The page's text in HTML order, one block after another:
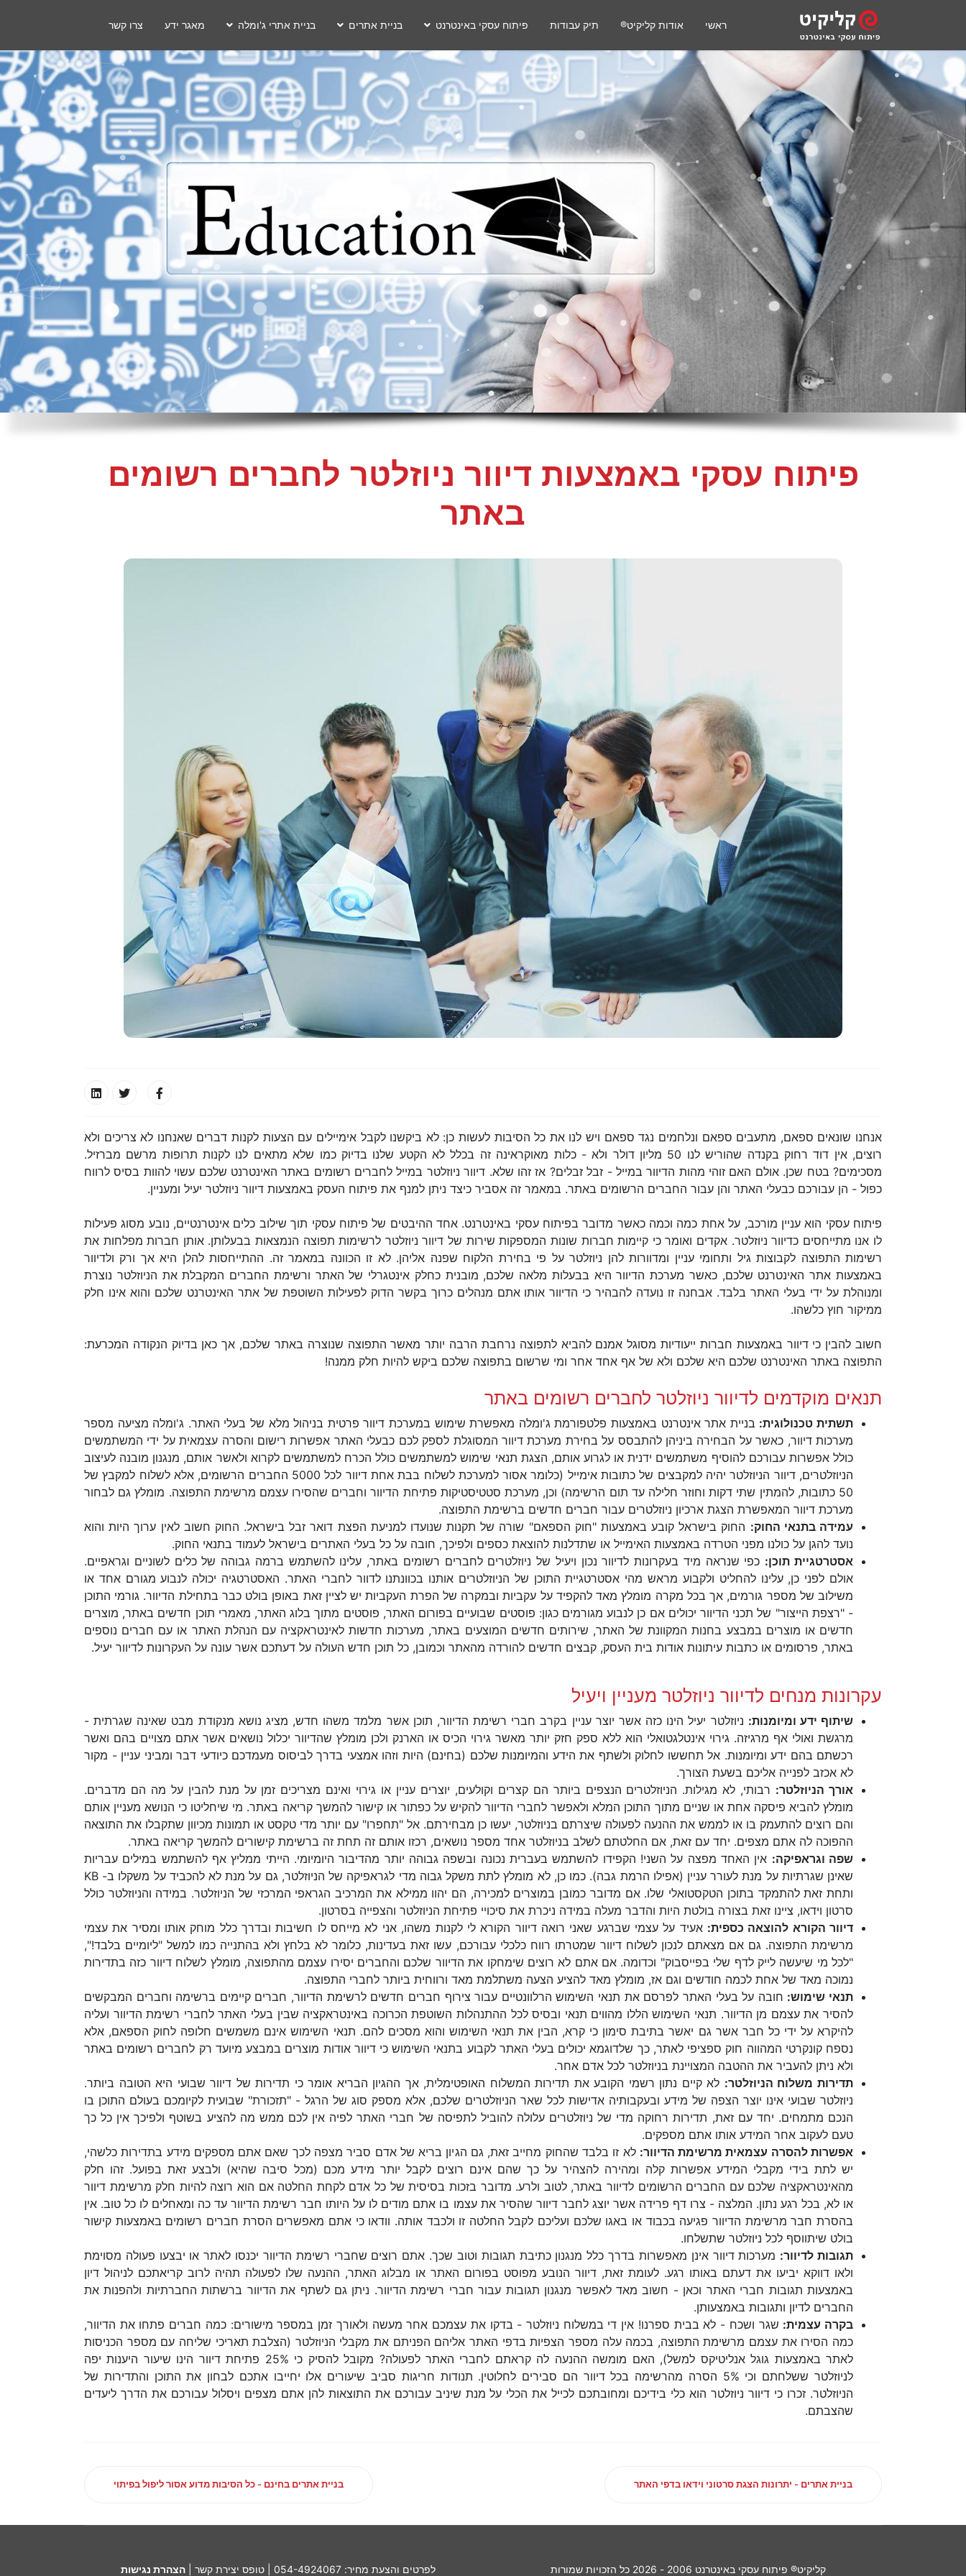
ראשי אודות קליקיט® תיק עבודות פיתוח עסקי באינטרנט בניית אתרים בניית אתרי ג'ומלה מאגר ידע צרו קשר
פיתוח עסקי באמצעות דיוור ניוזלטר לחברים רשומים
באתר
אנחנו שונאים ספאם, מתעבים ספאם ונלחמים נגד ספאם ויש לנו את כל הסיבות לעשות כן: לא ביקשנו לקבל אימיילים עם הצעות לקנות דברים שאנחנו לא צריכים ולא
רוצים, אין דוד רחוק בקנדה שהוריש לנו 50 מליון דולר ולא - כלות מאוקראינה זה בכלל לא הקטע שלנו בדיוק כמו שלא מתאים לנו לקנות תרופות מרשם מברזיל.
מסכימים? בטח שכן. אולם האם זוהי מהות הדיוור במייל - זבל זבלים? אז זהו שלא. דיוור ניוזלטר במייל לחברים רשומים באתר האינטרנט שלכם עשוי להוות בסיס לרווח
כפול - הן עבורכם כבעלי האתר והן עבור החברים הרשומים באתר. במאמר זה אסביר כיצד ניתן למנף את פיתוח העסק באמצעות דיוור ניוזלטר יעיל ומעניין.
פיתוח עסקי הוא עניין מורכב, על אחת כמה וכמה כאשר מדובר בפיתוח עסקי באינטרנט. אחד ההיבטים של פיתוח עסקי תוך שילוב כלים אינטרנטיים, נובע מסוג פעילות
לו אנו מתייחסים כדיוור ניוזלטר. אקדים ואומר כי קיימות חברות שונות המספקות שירות של דיוור ניוזלטר לרשימות תפוצה הנמצאות בבעלותן. אותן חברות מפלחות את
רשימות התפוצה לקבוצות גיל ותחומי עניין ומדוורות להן ניוזלטר על פי בחירת הלקוח שפנה אליהן. לא זו הכוונה במאמר זה. ההתייחסות להלן היא אך ורק ולדיוור
באמצעות אתר האינטרנט שלכם, כאשר מערכת הדיוור היא בבעלות מלאה שלכם, מובנית כחלק אינטגרלי של האתר ורשימת החברים המקבלת את הניוזלטר נוצרת
ומנוהלת על ידי בעלי האתר בלבד. אבחנה זו נועדה להבהיר כי הדיוור אותו אתם מנהלים כרוך בקשר הדוק לפעילות השוטפת של אתר האינטרנט שלכם והוא אינו חלק
ממיקור חוץ כלשהו.
חשוב להבין כי דיוור באמצעות חברות ייעודיות מסוגל אמנם להביא לתפוצה נרחבת הרבה יותר מאשר התפוצה שנוצרה באתר שלכם, אך כאן בדיוק הנקודה המכרעת:
התפוצה באתר האינטרנט שלכם היא שלכם ולא של אף אחד אחר ומי שרשום בתפוצה שלכם ביקש להיות חלק ממנה!
תנאים מוקדמים לדיוור ניוזלטר לחברים רשומים באתר
תשתית טכנולוגית: בניית אתר אינטרנט באמצעות פלטפורמת ג'ומלה מאפשרת שימוש במערכת דיוור פרטית בניהול מלא של בעלי האתר. ג'ומלה מציעה מספר
מערכות דיוור, כאשר על הבחירה ביניהן להתבסס על בחירת מערכת דיוור המסוגלת לספק לכם כבעלי האתר אפשרות רישום והסרה עצמאית על ידי המשתמשים
כולל אפשרות עבורכם להוסיף משתמשים ידנית או לגרוע אותם, הצגת תנאי שימוש למשתמשים כולל הכרח למשתמשים לקרוא ולאשר אותם, מנגנון מובנה לעיצוב
הניוזלטרים, דיוור הניוזלטר יהיה למקבצים של כתובות אימייל (כלומר אסור למערכת לשלוח בבת אחת דיוור לכל 5000 החברים הרשומים, אלא לשלוח למקבץ של
50 כתובות, להמתין שתי דקות וחוזר חלילה עד תום הרשימה) וכן, מערכת סטטיסטיקות פתיחת הדיוור וחברים שהסירו עצמם מרשימת התפוצה. מומלץ גם לבחור
מערכת דיוור המאפשרת הצגת ארכיון ניוזלטרים עבור חברים חדשים ברשימת התפוצה.
עמידה בתנאי החוק: החוק בישראל קובע באמצעות "חוק הספאם" שורה של תקנות שנועדו למניעת הפצת דואר זבל בישראל. החוק חשוב לאין ערוך היות והוא
נועד להגן על כולנו מפני הטרדה באמצעות האימייל או שתדלנות להוצאת כספים ולפיכך, חובה על כל בעלי האתרים בישראל לעמוד בתנאי החוק.
אסטרטגיית תוכן: כפי שנראה מיד בעקרונות לדיוור נכון ויעיל של ניוזלטרים לחברים רשומים באתר, עלינו להשתמש ברמה גבוהה של כלים לשוניים וגראפיים.
אולם לפני כן, עלינו להחליט ולקבוע מראש מהי אסטרטגיית התוכן של הניוזלטרים אותנו בכוונתנו לדוור לחברי האתר. האסטרטגיה יכולה לנבוע מגורם אחד או
משילוב של מספר גורמים, אך בכל מקרה מומלץ מאד להקפיד על עקביות ובמקרה של הפרת העקביות יש לציין זאת באופן בולט כבר בתחילת הדיוור. גורמי התוכן
- "רצפת הייצור" של תכני הדיוור יכולים אם כן לנבוע מגורמים כגון: פוסטים שבועיים בפורום האתר, פוסטים מתוך בלוג האתר, מאמרי תוכן חדשים באתר, מוצרים
חדשים או מוצרים במבצע בחנות המקוונת של האתר, שירותים חדשים המוצעים באתר, מערכות חדשות לאינטראקציה עם הנהלת האתר או עם חברים נוספים
באתר, פרסומים או כתבות עיתונות אודות בית העסק, קבצים חדשים להורדה מהאתר וכמובן, כל תוכן חדש העולה על דעתכם אשר עונה על העקרונות לדיוור יעיל.
עקרונות מנחים לדיוור ניוזלטר מעניין ויעיל
שיתוף ידע ומיומנות: ניוזלטר יעיל הינו כזה אשר יוצר עניין בקרב חברי רשימת הדיוור, תוכן אשר מלמד משהו חדש, מציג נושא מנקודת מבט שאינה שגרתית -
מרגשת ואולי אף מרגיזה. גירוי אינטלגטואלי הוא ללא ספק חזק יותר מאשר גירוי הכיס או הארנק ולכן מומלץ שהדיוור יכלול נושאים אשר אתם מצויים בהם ואשר
רכשתם בהם ידע ומיומנות. אל תחששו לחלוק ולשתף את הידע והמיומנות שלכם (בחינם) היות וזהו אמצעי בדרך לביסוס מעמדכם כיודעי דבר ומביני עניין - מקור
לא אכזב לפנייה אליכם בשעת הצורך.
אורך הניוזלטר: רבותי, לא מגילות. הניוזלטרים הנצפים ביותר הם קצרים וקולעים, יוצרים עניין או גירוי ואינם מצריכים זמן על מנת להבין על מה הם מדברים.
מומלץ להביא פיסקה אחת או שניים מתוך התוכן המלא ולאפשר לחברי הדיוור להקיש על כפתור או קישור להמשך קריאה באתר. מי שיחליטו כי הנושא מעניין אותם
והם רוצים להתעמק בו או לממש את ההנעה לפעולה שיצרתם בניוזלטר, יעשו כן מבחירתם. אל "תחפרו" עם יותר מדי טקסט או תמונות מכיוון שתקבלו את התוצאה
ההפוכה לה אתם מצפים. יחד עם זאת, אם החלטתם לשלב בניוזלטר אחד מספר נושאים, רכזו אותם זה תחת זה ברשימת קישורים להמשך קריאה באתר.
שפה וגראפיקה: אין האחד מפצה על השני! הקפידו להשתמש בעברית נכונה ובשפה גבוהה יותר מהדיבור היומיומי. הייתי ממליץ אף להשתמש במילים עבריות
שאינן שגרתיות על מנת לעורר עניין (אפילו הרמת גבה). כמו כן, לא מומלץ לתת משקל גבוה מדי לגראפיקה של הניוזלטר, גם על מנת לא להכביד על משקלו ב- KB
ותחת זאת להתמקד בתוכן הטקסטואלי שלו. אם מדובר כמובן במוצרים למכירה, הם יהוו ממילא את המרכיב הגראפי המרכזי של הניוזלטר. במידה והניוזלטר כולל
סרטון וידאו, ציינו זאת בצורה בולטת היות והדבר מעלה במידה ניכרת את סיכויי פתיחת הניוזלטר והצפייה בסרטון.
דיוור הקורא להוצאה כספית: אעיד על עצמי שברגע שאני רואה דיוור הקורא לי לקנות משהו, אני לא מייחס לו חשיבות ובדרך כלל מוחק אותו ומסיר את עצמי
מרשימת התפוצה. גם אם מצאתם לנכון לשלוח דיוור שמטרתו רווח כלכלי עבורכם, עשו זאת בעדינות, כלומר לא בלחץ ולא בהתנייה כמו למשל "ליומיים בלבד!",
"לכל מי שיעשה לייק לדף שלי בפייסבוק" וכדומה. אם אתם לא רוצים שימחקו את הדיוור שלכם והחברים יסירו עצמם מהתפוצה, מומלץ לשלוח דיוור כזה בתדירות
נמוכה מאד של אחת לכמה חודשים וגם אז, מומלץ מאד להציע הצעה משתלמת מאד ורווחית ביותר לחברי התפוצה.
תנאי שימוש: חובה על בעלי האתר לפרסם את תנאי השימוש הרלוונטיים עבור צירוף חברים חדשים לרשימת הדיוור, חברים קיימים ברשימה וחברים המבקשים
להסיר את עצמם מן הדיוור. תנאי השימוש הללו מהווים תנאי ובסיס לכל ההתנהלות השוטפת הכרוכה באינטראקציה שבין בעלי האתר לחברי רשימת הדיוור ועליה
להיקרא על ידי כל חבר אשר גם יאשר בתיבת סימון כי קרא, הבין את תנאי השימוש והוא מסכים להם. תנאי השימוש אינם משמשים חלופה לחוק הספאם, אלא
נספח קונקרטי המהווה חוק ספציפי לאתר, כך שלדוגמא יכולים בעלי האתר לקבוע בתנאי השימוש כי דיוור אודות מוצרים במבצע מיועד רק לחברים רשומים באתר
ולא ניתן להעביר את ההטבה המצויינת בניוזלטר לכל אדם אחר.
תדירות משלוח הניוזלטר: לא קיים נתון רשמי הקובע את תדירות המשלוח האופטימלית, אך ההגיון הבריא אומר כי תדירות של דיוור שבועי היא הטובה ביותר.
ניוזלטר שבועי אינו יוצר הצפה של מידע ובעקבותיה אדישות לכל שאר הניוזלטרים שלכם, אלא מספק סוג של הרגל - "תזכורת" שבועית לקיומכם בעולם התוכן בו
הנכם מתמחים. יחד עם זאת, תדירות רחוקה מדי של ניוזלטרים עלולה להוביל לתפיסה של חברי האתר לפיה אין לכם ממש מה להציע בשוטף ולפיכך אין כל כך
טעם לעקוב אחר המידע אותו אתם מספקים.
אפשרות להסרה עצמאית מרשימת הדיוור: לא זו בלבד שהחוק מחייב זאת, גם הגיון בריא של אדם סביר מצפה לכך שאם אתם מספקים מידע בתדירות כלשהי,
יש לתת בידי מקבלי המידע אפשרות קלה ומהירה להצהיר על כך שהם אינם רוצים לקבל יותר מידע מכם (מכל סיבה שהיא) ולבצע זאת בפועל. זהו חלק
מהאינטראקציה שלכם עם החברים הרשומים לדיוור באתר, לטוב ולרע. מדובר בזכות בסיסית של כל אדם לקחת החלטה אם הוא רוצה להיות חלק מרשימת דיוור
או לא, בכל רגע נתון. המלצה - צרו דף פרידה אשר יוצג לחבר דיוור שהסיר את עצמו בו אתם מודים לו על היותו חבר רשימת הדיוור עד כה ומאחלים לו כל טוב. אין
בהסרת חבר מרשימת הדיוור פגיעה בכבוד או באגו שלכם ועליכם לקבל החלטה זו ולכבד אותה. וודאו כי אתם מאפשרים הסרת חברים רשומים באמצעות קישור
בולט שיתווסף לכל ניוזלטר שתשלחו.
תגובות לדיוור: מערכות דיוור אינן מאפשרות בדרך כלל מנגנון כתיבת תגובות וטוב שכך. אתם רוצים שחברי רשימת הדיוור יכנסו לאתר או יבצעו פעולה מסוימת
ולאו דווקא יביעו את דעתם באותו רגע. לעומת זאת, דיוור הנובע מפוסט בפורום האתר או מבלוג האתר, ההנעה שלו לפעולה תהיה לרוב קריאתכם לניהול דיון
באמצעות תגובות חברי האתר וכאן - חשוב מאד לאפשר מנגנון תגובות עבור חברי רשימת הדיוור. ניתן גם לשתף את הדיוור ברשתות החברתיות ולהפנות את
החברים לדיון ותגובות באמצעותן.
בקרה עצמית: שגר ושכח - לא בבית ספרנו! אין די במשלוח ניוזלטר - בדקו את עצמכם אחר מעשה ולאורך זמן במספר מישורים: כמה חברים פתחו את הדיוור,
כמה הסירו את עצמם מרשימת התפוצה, בכמה עלה מספר הצפיות בדפי האתר אליהם הפניתם את מקבלי הניוזלטר (הצלבת תאריכי שליחה עם מספר הכניסות
לאתר באמצעות גוגל אנליטיקס למשל), האם מומשה ההנעה לה קראתם לחברי האתר לפעולה? מקובל להסיק כי 25% פתיחת דיוור הינו שיעור היענות יפה
לניוזלטר ששלחתם וכי 5% הסרה מהרשימה בכל דיוור הם סבירים לחלוטין. תנודות חריגות סביב שיעורים אלו יחייבו אתכם לבחון את התוכן והתדירות של
הניוזלטר. זכרו כי דיוור ניוזלטר הוא כלי בידיכם ומחובתכם לכייל את הכלי על מנת שיניב עבורכם את התוצאות להן אתם מצפים ויסלול עבורכם את הדרך ליעדים
שהצבתם.
בניית אתרים בחינם - כל הסיבות מדוע אסור ליפול בפיתוי בניית אתרים - יתרונות הצגת סרטוני וידאו בדפי האתר
קליקיט® פיתוח עסקי באינטרנט 2006 - 2026 כל הזכויות שמורות לפרטים והצעת מחיר: 054-4924067 טופס יצירת קשר הצהרת נגישות